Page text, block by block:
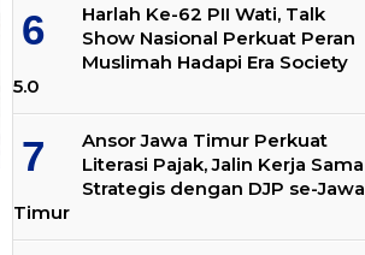
Harlah Ke-62 PII Wati, Talk
Show Nasional Perkuat Peran
Muslimah Hadapi Era Society
5.0
Ansor Jawa Timur Perkuat
Literasi Pajak, Jalin Kerja Sama
Strategis dengan DJP se-Jawa
Timur